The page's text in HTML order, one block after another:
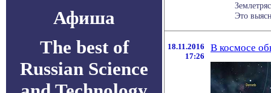
Афиша
The best of
Russian Science
Это
18.11.2016
17:26
В космосе